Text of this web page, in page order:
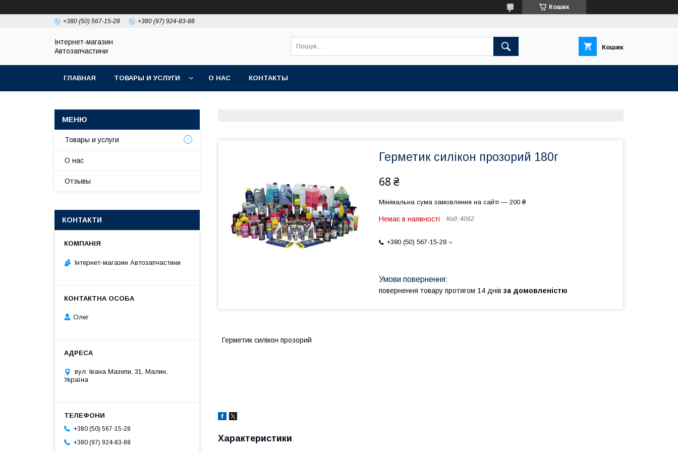
Кошик
+380 (50) 567-15-28 +380 (97) 924-83-88
Інтернет-магазин
Автозапчастини
Кошик
ГЛАВНАЯ ТОВАРЫ И УСЛУГИ О НАС КОНТАКТЫ
Герметик силікон прозорий 180г
68 ₴
Мінімальна сума замовлення на сайті — 200 ₴
Немає в наявності Код: 4062
+380 (50) 567-15-28
повернення товару протягом 14 днів за домовленістю
Герметик силікон прозорий
Характеристики
Товары и услуги
О нас
Отзывы
КОНТАКТИ
Інтернет-магазин Автозапчастини
Олег
вул. Івана Мазепи, 31, Малин,
Україна
+380 (50) 567-15-28
+380 (97) 924-83-88